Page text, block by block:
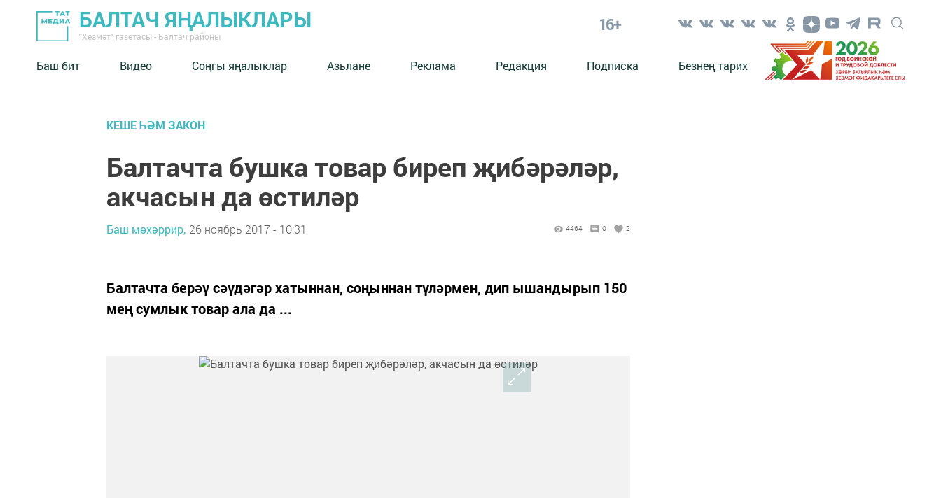
БАЛТАЧ ЯҢАЛЫКЛАРЫ
"Хезмәт" газетасы - Балтач районы
16+
Баш бит Видео Соңгы яңалыклар Азьлане Реклама Редакция Подписка Безнең тарих
КЕШЕ ҺӘМ ЗАКОН
Балтачта бушка товар биреп җибәрәләр,
акчасын да өстиләр
Баш мөхәррир, 26 ноябрь 2017 - 10:31 4464 0 2
Балтачта берәү сәүдәгәр хатыннан, соңыннан түләрмен, дип ышандырып 150
мең сумлык товар ала да ...